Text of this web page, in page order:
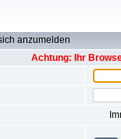
anzumelden
Achtung: Ihr